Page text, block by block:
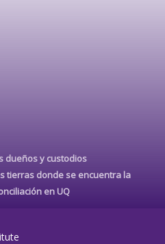
dueños y custodios
tierras donde se encuentra la
en UQ